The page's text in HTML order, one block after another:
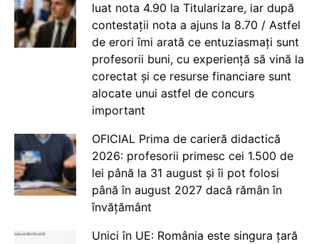
luat nota 4.90 la Titularizare, iar după
contestații nota a ajuns la 8.70 / Astfel
de erori îmi arată ce entuziasmați sunt
profesorii buni, cu experiență să vină la
corectat și ce resurse financiare sunt
alocate unui astfel de concurs
important
OFICIAL Prima de carieră didactică
2026: profesorii primesc cei 1.500 de
lei până la 31 august și îi pot folosi
până în august 2027 dacă rămân în
învățământ
Unici în UE: România este singura țară